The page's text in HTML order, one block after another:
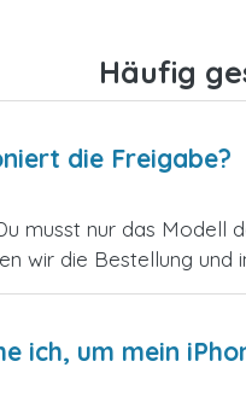
Häufig
die Freigabe?
musst nur das Modell
wir die Bestellung
ich, um mein